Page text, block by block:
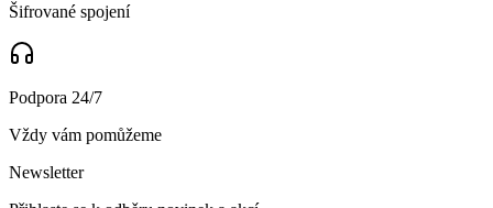
Šifrované spojení
Podpora 24/7
Vždy vám pomůžeme
Newsletter